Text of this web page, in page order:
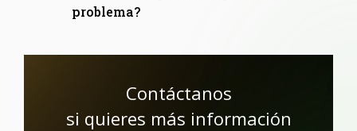
problema?
Contáctanos
si quieres más información